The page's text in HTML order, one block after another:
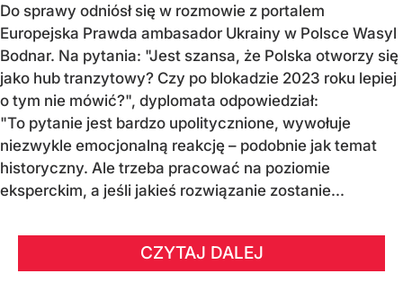
Do sprawy odniósł się w rozmowie z portalem
Europejska Prawda ambasador Ukrainy w Polsce Wasyl
Bodnar. Na pytania: "Jest szansa, że Polska otworzy się
jako hub tranzytowy? Czy po blokadzie 2023 roku lepiej
o tym nie mówić?", dyplomata odpowiedział:
"To pytanie jest bardzo upolitycznione, wywołuje
niezwykle emocjonalną reakcję – podobnie jak temat
historyczny. Ale trzeba pracować na poziomie
eksperckim, a jeśli jakieś rozwiązanie zostanie...
CZYTAJ DALEJ